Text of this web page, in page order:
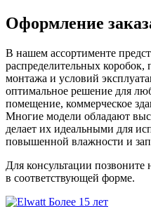
Оформление
В нашем ассортименте
распределительных коробок,
монтажа и условий
оптимальное решение для
помещение, коммерческое
Многие модели обладают
делает их идеальными для
повышенной влажности и
Для консультации позвоните
в соответствующей форме.
Более 15 лет